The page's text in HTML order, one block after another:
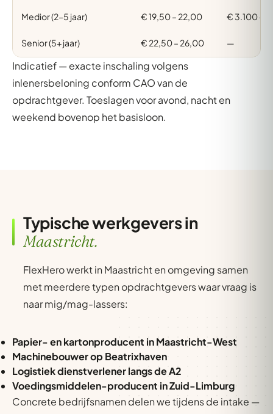
Medior (2-5 jaar) € 19,50 – 22,00 € 3.100 –
Senior (5+ jaar) € 22,50 – 26,00 —
Indicatief — exacte inschaling volgens
inlenersbeloning conform CAO van de
opdrachtgever. Toeslagen voor avond, nacht en
weekend bovenop het basisloon.
Typische werkgevers in
Maastricht.
FlexHero werkt in Maastricht en omgeving samen
met meerdere typen opdrachtgevers waar vraag is
naar mig/mag-lassers:
Papier- en kartonproducent in Maastricht-West
Machinebouwer op Beatrixhaven
Logistiek dienstverlener langs de A2
Voedingsmiddelen-producent in Zuid-Limburg
Concrete bedrijfsnamen delen we tijdens de intake —